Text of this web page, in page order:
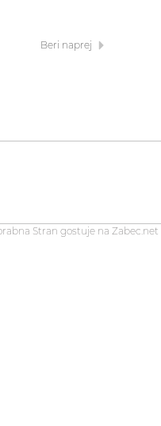
Beri naprej
Stran gostuje na Zabec.net